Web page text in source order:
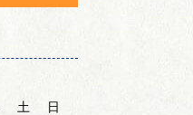
土
日